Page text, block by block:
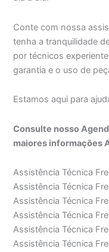
Conte com nossa
tenha a tranquilidade
por técnicos
garantia e o uso de
Estamos aqui para
Consulte nosso
maiores informações
Assistência Técnica
Assistência Técnica
Assistência Técnica
Assistência Técnica
Assistência Técnica
Assistência Técnica